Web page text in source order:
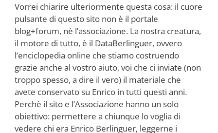
Vorrei chiarire ulteriormente questa cosa: il cuore
pulsante di questo sito non è il portale
blog+forum, nè l’associazione. La nostra creatura,
il motore di tutto, è il DataBerlinguer, ovvero
l’enciclopedia online che stiamo costruendo
grazie anche al vostro aiuto, voi che ci inviate (non
troppo spesso, a dire il vero) il materiale che
avete conservato su Enrico in tutti questi anni.
Perchè il sito e l’Associazione hanno un solo
obiettivo: permettere a chiunque lo voglia di
vedere chi era Enrico Berlinguer, leggerne i